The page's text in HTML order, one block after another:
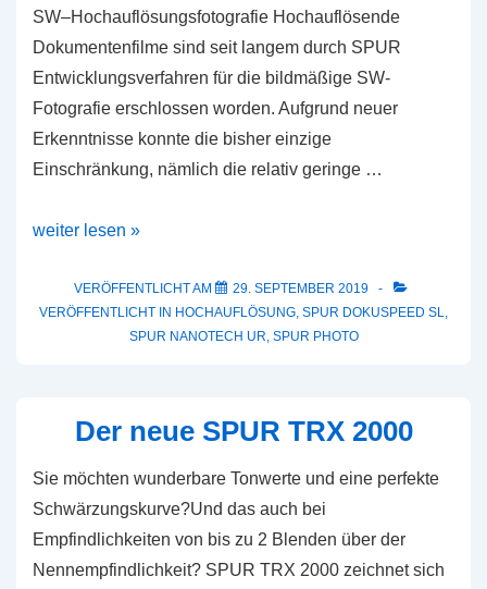
SW–Hochauflösungsfotografie Hochauflösende
Dokumentenfilme sind seit langem durch SPUR
Entwicklungsverfahren für die bildmäßige SW-
Fotografie erschlossen worden. Aufgrund neuer
Erkenntnisse konnte die bisher einzige
Einschränkung, nämlich die relativ geringe …
Neue
der
weiter lesen »
VERÖFFENTLICHT AM
29. SEPTEMBER 2019
VERÖFFENTLICHT IN HOCHAUFLÖSUNG SPUR DOKUSPEED SL
SPUR NANOTECH UR SPUR PHOTO
Der neue SPUR TRX 2000
Sie möchten wunderbare Tonwerte und eine perfekte
Schwärzungskurve?Und das auch bei
Empfindlichkeiten von bis zu 2 Blenden über der
Nennempfindlichkeit? SPUR TRX 2000 zeichnet sich